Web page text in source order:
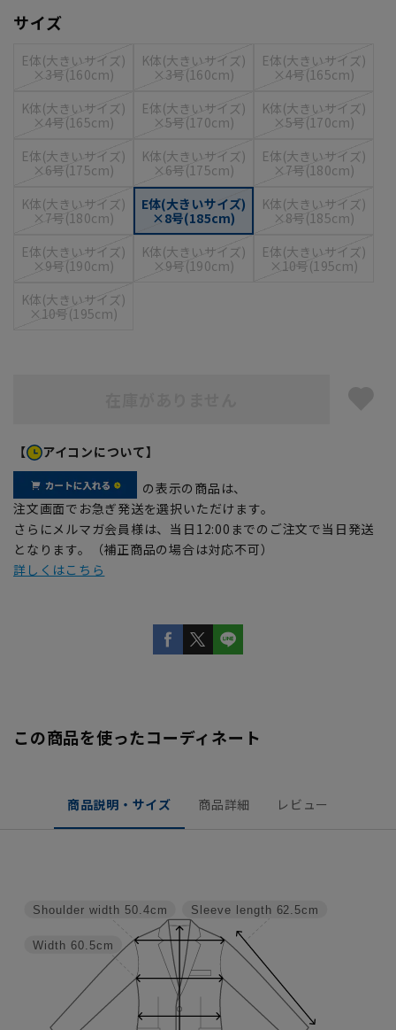
サイズ
E体(大きいサイズ)
×3号(160cm)
K体(大きいサイズ)
×3号(160cm)
E体(大きいサイズ)
×4号(165cm)
K体(大きいサイズ)
×4号(165cm)
E体(大きいサイズ)
×5号(170cm)
K体(大きいサイズ)
×5号(170cm)
E体(大きいサイズ)
×6号(175cm)
K体(大きいサイズ)
×6号(175cm)
E体(大きいサイズ)
×7号(180cm)
K体(大きいサイズ)
×7号(180cm)
E体(大きいサイズ)
×8号(185cm)
K体(大きいサイズ)
×8号(185cm)
E体(大きいサイズ)
×9号(190cm)
K体(大きいサイズ)
×9号(190cm)
E体(大きいサイズ)
×10号(195cm)
K体(大きいサイズ)
×10号(195cm)
【 アイコンについて】
の表示の商品は、
注文画面でお急ぎ発送を選択いただけます。
さらにメルマガ会員様は、当日12:00までのご注文で当日発送
となります。（補正商品の場合は対応不可）
詳しくはこちら
この商品を使ったコーディネート
商品説明・サイズ 商品詳細 レビュー
Sleeve length 62.5cm
Width 60.5cm
Shoulder width 50.4cm